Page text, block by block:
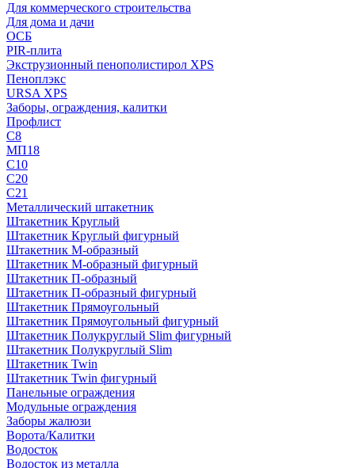
Для коммерческого строительства
Для дома и дачи
ОСБ
PIR-плита
Экструзионный пенополистирол XPS
Пеноплэкс
URSA XPS
Заборы, ограждения, калитки
Профлист
С8
МП18
С10
С20
С21
Металлический штакетник
Штакетник Круглый
Штакетник Круглый фигурный
Штакетник М-образный
Штакетник М-образный фигурный
Штакетник П-образный
Штакетник П-образный фигурный
Штакетник Прямоугольный
Штакетник Прямоугольный фигурный
Штакетник Полукруглый Slim фигурный
Штакетник Полукруглый Slim
Штакетник Twin
Штакетник Twin фигурный
Панельные ограждения
Модульные ограждения
Заборы жалюзи
Ворота/Калитки
Водосток
Водосток из металла